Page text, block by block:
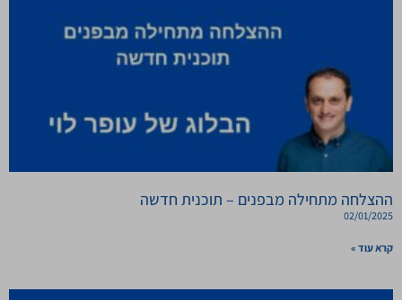
ההצלחה מתחילה מבפנים – תוכנית חדשה
02/01/2025
קרא עוד »